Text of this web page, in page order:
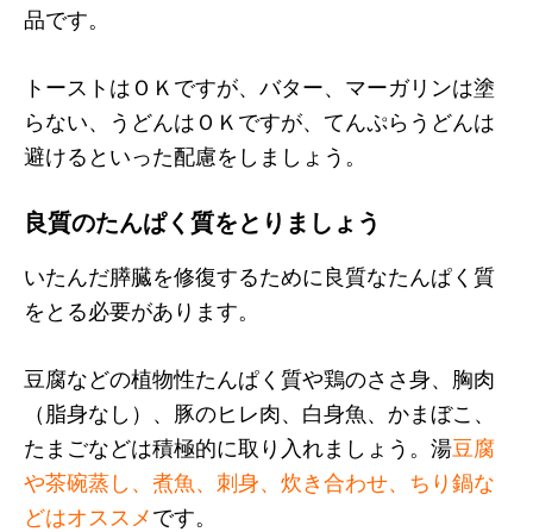
品です。
トーストはＯＫですが、バター、マーガリンは塗
らない、うどんはＯＫですが、てんぷらうどんは
避けるといった配慮をしましょう。
良質のたんぱく質をとりましょう
いたんだ膵臓を修復するために良質なたんぱく質
をとる必要があります。
豆腐などの植物性たんぱく質や鶏のささ身、胸肉
（脂身なし）、豚のヒレ肉、白身魚、かまぼこ、
たまごなどは積極的に取り入れましょう。湯豆腐
や茶碗蒸し、煮魚、刺身、炊き合わせ、ちり鍋な
どはオススメです。